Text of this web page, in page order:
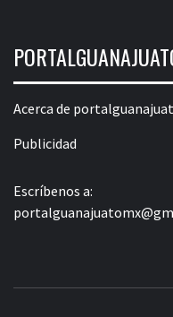
Acerca de
Publicidad
Escríbenos a: